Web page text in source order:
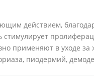
действием,
применяют в уходе
пиодермий,